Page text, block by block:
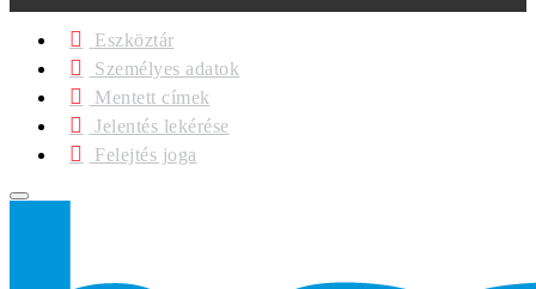
Eszköztár
Személyes adatok
Mentett címek
Jelentés lekérése
Felejtés joga